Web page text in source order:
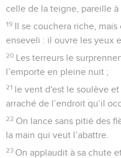
celle de la teigne, pareille à
19 Il se couchera riche, mais
enseveli : il ouvre les yeux
20 Les terreurs le
l’emporte en pleine nuit ;
21 le vent d'est le soulève
arraché de l’endroit qu’il
22 On lance sans pitié des
la main qui veut l’abattre.
23 On applaudit à sa chute